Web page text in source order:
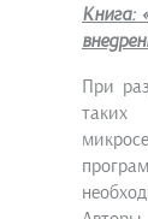
Книга:
При